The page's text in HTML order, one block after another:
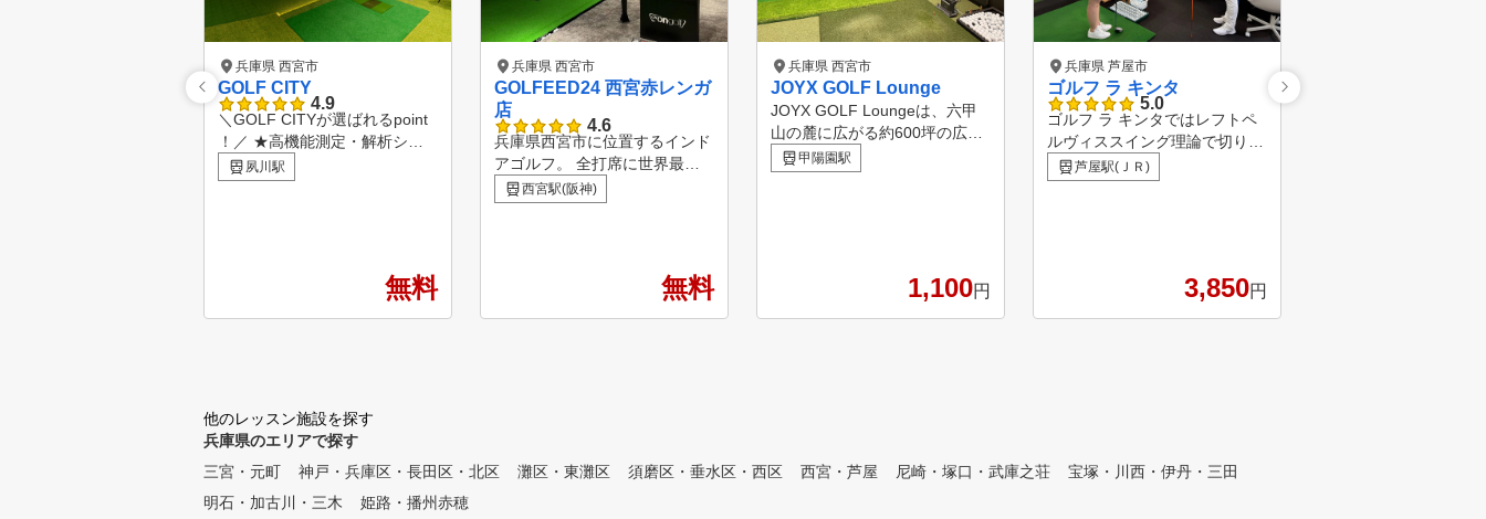
兵庫県 西宮市
GOLF CITY
4.9
＼GOLF CITYが選ばれるpoint
！／ ★高機能測定・解析シス
テム完備の「UNEEKOR XO2」
を設置しており、トーナメント
です。 ★プロによる本格的な
マンツーマンレッスンは、初心
者から上達を目指す女性、ジュ
ッスンでスイングを磨く」だけ
でなく、「その場でクラブの相
談・即調整」までワンストップ
で対応できるのが強みです。
夙川駅
無料
兵庫県 西宮市
GOLFEED24 西宮赤レンガ
店
4.6
兵庫県西宮市に位置するインド
アゴルフ。 全打席に世界最先
端のシミュレーションゴルフシ
ステムを完備。 まるで目の前
ュアリーなプライベート空間で
ゴルフをお楽しみいただけます
。 時間や天気を気にすること
スも抜群です。 最大7名で利用
西宮駅(阪神)
無料
兵庫県 西宮市
JOYX GOLF Lounge
JOYX GOLF Loungeは、六甲
山の麓に広がる約600坪の広大
な空間に、最新の距離計測器を
完備した本格的なゴルフ練習場
向の方まで、すべてのゴルファ
甲陽園駅
1,100円
兵庫県 芦屋市
ゴルフ ラ キンタ
5.0
ゴルフ ラ キンタではレフトペ
ルヴィススイング理論で切り返
しからの '強烈なタメ'や'地面反
力'など自然の摂理に基づき理に
初める方は最初にレフトペルヴ
さい！！
芦屋駅(ＪＲ)
3,850円
他のレッスン施設を探す
兵庫県のエリアで探す
三宮・元町
神戸・兵庫区・長田区・北区 灘区・東灘区 須磨区・垂水区・西区 西宮・芦屋 尼崎・塚口・武庫之荘
宝塚・川西・伊丹・三田
明石・加古川・三木
姫路・播州赤穂